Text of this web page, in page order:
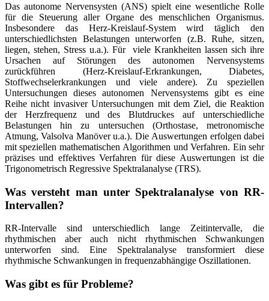
Das autonome Nervensysten (ANS) spielt eine wesentliche Rolle
für die Steuerung aller Organe des menschlichen Organismus.
Insbesondere das Herz-Kreislauf-System wird täglich den
unterschiedlichsten Belastungen unterworfen (z.B. Ruhe, sitzen,
liegen, stehen, Stress u.a.). Für viele Krankheiten lassen sich ihre
Ursachen auf Störungen des autonomen Nervensystems
zurückführen (Herz-Kreislauf-Erkrankungen, Diabetes,
Stoffwechselerkrankungen und viele andere). Zu speziellen
Untersuchungen dieses autonomen Nervensystems gibt es eine
Reihe nicht invasiver Untersuchungen mit dem Ziel, die Reaktion
der Herzfrequenz und des Blutdruckes auf unterschiedliche
Belastungen hin zu untersuchen (Orthostase, metronomische
Atmung, Valsolva Manöver u.a.). Die Auswertungen erfolgen dabei
mit speziellen mathematischen Algorithmen und Verfahren. Ein sehr
präzises und effektives Verfahren für diese Auswertungen ist die
Trigonometrisch Regressive Spektralanalyse (TRS).
Was versteht man unter Spektralanalyse von RR-
Intervallen?
RR-Intervalle sind unterschiedlich lange Zeitintervalle, die
rhythmischen aber auch nicht rhythmischen Schwankungen
unterworfen sind. Eine Spektralanalyse transformiert diese
rhythmische Schwankungen in frequenzabhängige Oszillationen.
Was gibt es für Probleme?